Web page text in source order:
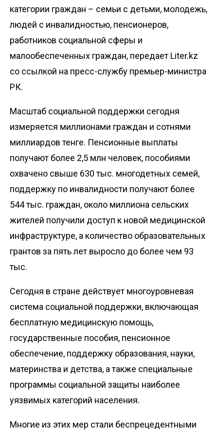
категории граждан – семьи с детьми, молодежь,
людей с инвалидностью, пенсионеров,
работников социальной сферы и
малообеспеченных граждан, передает Liter.kz
со ссылкой на пресс-службу премьер-министра
РК.
Масштаб социальной поддержки сегодня
измеряется миллионами граждан и сотнями
миллиардов тенге. Пенсионные выплаты
получают более 2,5 млн человек, пособиями
охвачено свыше 630 тыс. многодетных семей,
поддержку по инвалидности получают более
544 тыс. граждан, около миллиона сельских
жителей получили доступ к новой медицинской
инфраструктуре, а количество образовательных
грантов за пять лет выросло до более чем 93
тыс.
Сегодня в стране действует многоуровневая
система социальной поддержки, включающая
бесплатную медицинскую помощь,
государственные пособия, пенсионное
обеспечение, поддержку образования, науки,
материнства и детства, а также специальные
программы социальной защиты наиболее
уязвимых категорий населения.
Многие из этих мер стали беспрецедентными